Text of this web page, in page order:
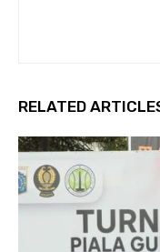
RELATED